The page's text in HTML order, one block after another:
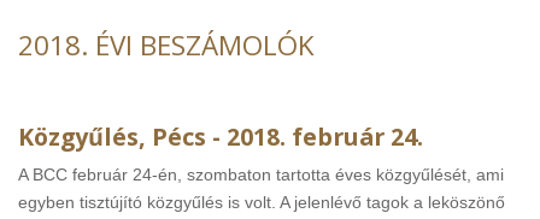
2018. ÉVI BESZÁMOLÓK
Közgyűlés, Pécs - 2018. február 24.
A BCC február 24-én, szombaton tartotta éves közgyűlését, ami
egyben tisztújító közgyűlés is volt. A jelenlévő tagok a leköszönő